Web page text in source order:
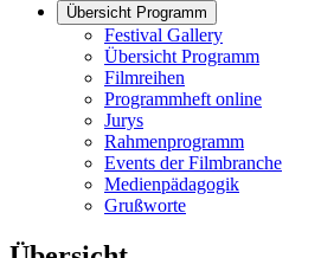
Übersicht Programm
Festival Gallery
Übersicht Programm
Filmreihen
Programmheft online
Jurys
Rahmenprogramm
Events der Filmbranche
Medienpädagogik
Grußworte